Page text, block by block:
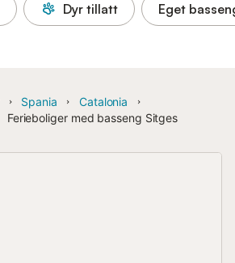
Dyr tillatt Eget
Spania
Catalonia
Ferieboliger med basseng Sitges